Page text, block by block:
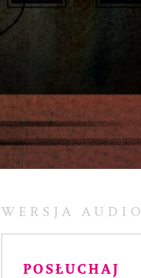
WERSJA AUDIO
POSŁUCHAJ